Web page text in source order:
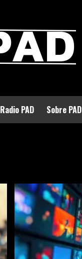
Radio PAD Sobre PAD